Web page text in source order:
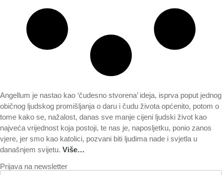
Angellum je nastao kao ‘čudesno stvorena’ ideja, isprva poput jednog
običnog ljudskog promišljanja o daru i čudu života općenito, potom o
tome kako se, nažalost, danas sve manje cijeni ljudski život kao
najveća vrijednost koja postoji, te nas je, naposljetku, ponio zanos
vjere, jer smo kao katolici, pozvani biti ljudima nade i svjetla u
današnjem svijetu. Više…
Prijava na newsletter